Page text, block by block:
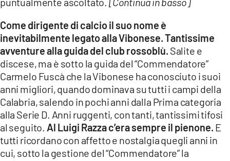
Come dirigente di calcio il suo nome è
inevitabilmente legato alla Vibonese. Tantissime
avventure alla guida del club rossoblù. Salite e
discese, ma è sotto la guida del “Commendatore”
Carmelo Fuscà che la Vibonese ha conosciuto i suoi
anni migliori, quando dominava su tutti i campi della
Calabria, salendo in pochi anni dalla Prima categoria
alla Serie D. Anni ruggenti, con tanti, tantissimi tifosi
al seguito. Al Luigi Razza c’era sempre il pienone. E
tutti ricordano con affetto e nostalgia quegli anni in
cui, sotto la gestione del “Commendatore” la